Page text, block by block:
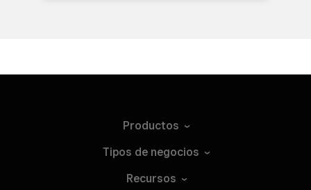
Productos
Tipos de negocios
Recursos